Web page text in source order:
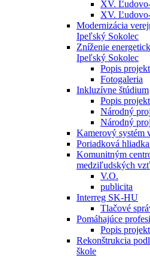
XV.
XV.
Modernizácia
Ipeľský Sokolec
Zníženie
Ipeľský Sokolec
Popis
Fotogaleria
Inkluzívne štúdium
Popis
Národný
Národný
Kamerový systém
Poriadková
Komunitným
medziľudských
V.O.
publicita
Interreg SK-HU
Tlačové
Pomáhajúce
Popis
Rekonštrukcia
škole